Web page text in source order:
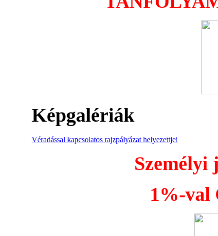
Képgalériák
Véradással kapcsolatos rajzpályázat helyezettjei
Személyi
1%-val